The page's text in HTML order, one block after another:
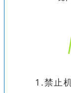
1.禁止